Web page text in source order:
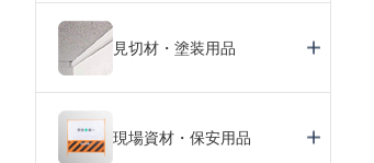
見切材・塗装用品
現場資材・保安用品